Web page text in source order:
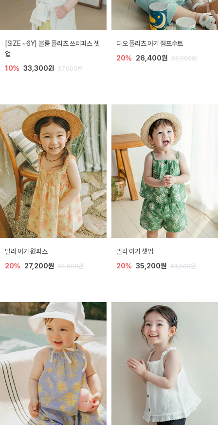
[SIZE ~6Y] 블룸 플리츠 쓰리피스 셋
업
10% 33,300원 37,000원
디오 플리츠 아기 점프수트
20% 26,400원 33,000원
밀라 아기 원피스
20% 27,200원 34,000원
밀라 아기 셋업
20% 35,200원 44,000원